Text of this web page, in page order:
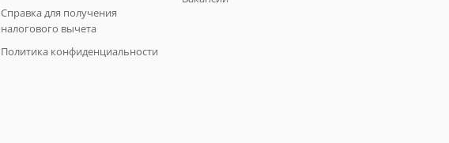
Справка для получения
налогового вычета
Политика конфиденциальности